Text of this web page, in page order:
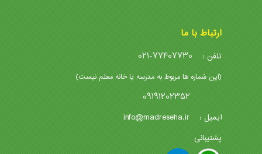
ارتباط با ما
تلفن : 021-77407730
(این شماره ها مربوط به مدرسه یا خانه معلم نیست)
09191202352
ایمیل : info@madreseha.ir
پشتیبانی